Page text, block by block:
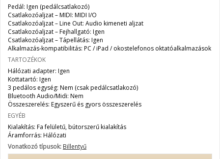
Pedál: Igen (pedálcsatlakozó)
Csatlakozóaljzat – MIDI: MIDI I/O
Csatlakozóaljzat – Line Out: Audio kimeneti aljzat
Csatlakozóaljzat – Fejhallgató: Igen
Csatlakozóaljzat – Tápellátás: Igen
Alkalmazás-kompatibilitás: PC / iPad / okostelefonos oktatóalkalmazások
TARTOZÉKOK
Hálózati adapter: Igen
Kottatartó: Igen
3 pedálos egység: Nem (csak pedálcsatlakozó)
Bluetooth Audio/Midi: Nem
Összeszerelés: Egyszerű és gyors összeszerelés
EGYÉB
Kialakítás: Fa felületű, bútorszerű kialakítás
Áramforrás: Hálózati
Vonatkozó típusok: Billentyű